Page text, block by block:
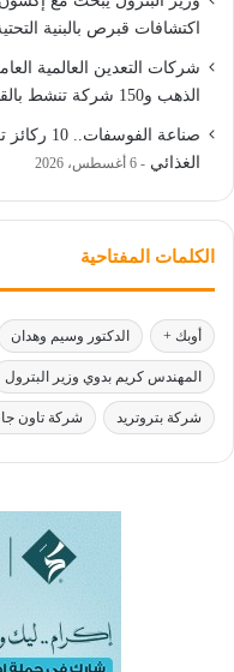
اكتشافات قبرص بالبنية
الذهب و150 شركة تنشط بالقطاع
صناعة
الغذائي
6 أغسطس، 2026
الكلمات المفتاحية
أوبك + الدكتور وسيم وهدان
المهندس كريم بدوي وزير البترول
شركة بتروتريد شركة تاون